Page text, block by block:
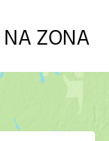
NA ZONA